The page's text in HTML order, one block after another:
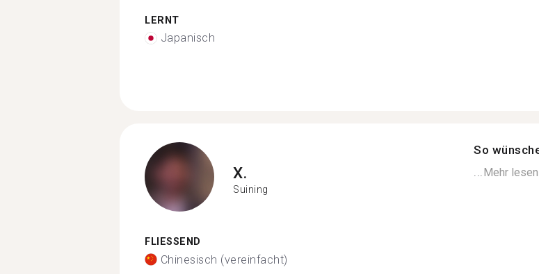
LERNT
Japanisch
X.
Suining
FLIESSEND
Chinesisch (vereinfacht)
So
...Mehr lesen